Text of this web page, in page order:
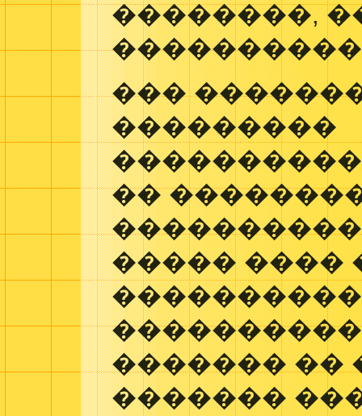
��������,
���
���������
��
����� ����
������� ��
�������